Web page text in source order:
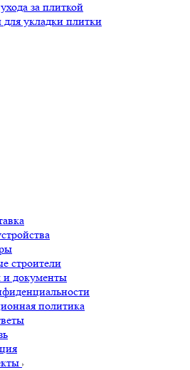
за плиткой
укладки плитки
строители
документы
политика